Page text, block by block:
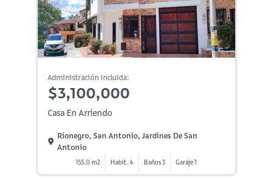
Administración incluida:
$3,100,000
Casa En Arriendo
Rionegro, San Antonio, Jardines De San
Antonio
155.0 m2 Habit. 4 Baños 3 Garaje 1